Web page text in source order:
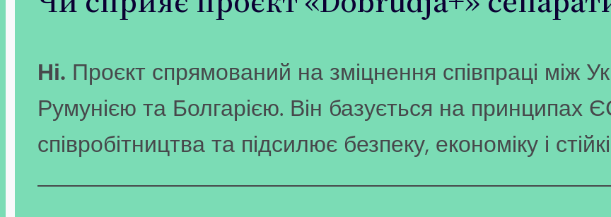
Ні. Проєкт спрямований на зміцнення співпраці між
Румунією та Болгарією. Він базується на принципах
співробітництва та підсилює безпеку, економіку і